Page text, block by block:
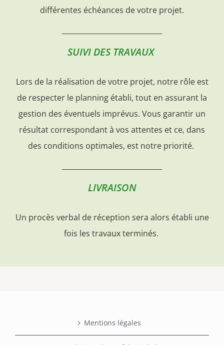
différentes échéances de votre projet.
SUIVI DES TRAVAUX
Lors de la réalisation de votre projet, notre rôle est
de respecter le planning établi, tout en assurant la
gestion des éventuels imprévus. Vous garantir un
résultat correspondant à vos attentes et ce, dans
des conditions optimales, est notre priorité.
LIVRAISON
Un procès verbal de réception sera alors établi une
fois les travaux terminés.
Mentions légales